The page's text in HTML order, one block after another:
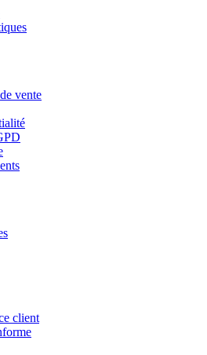
vente
client